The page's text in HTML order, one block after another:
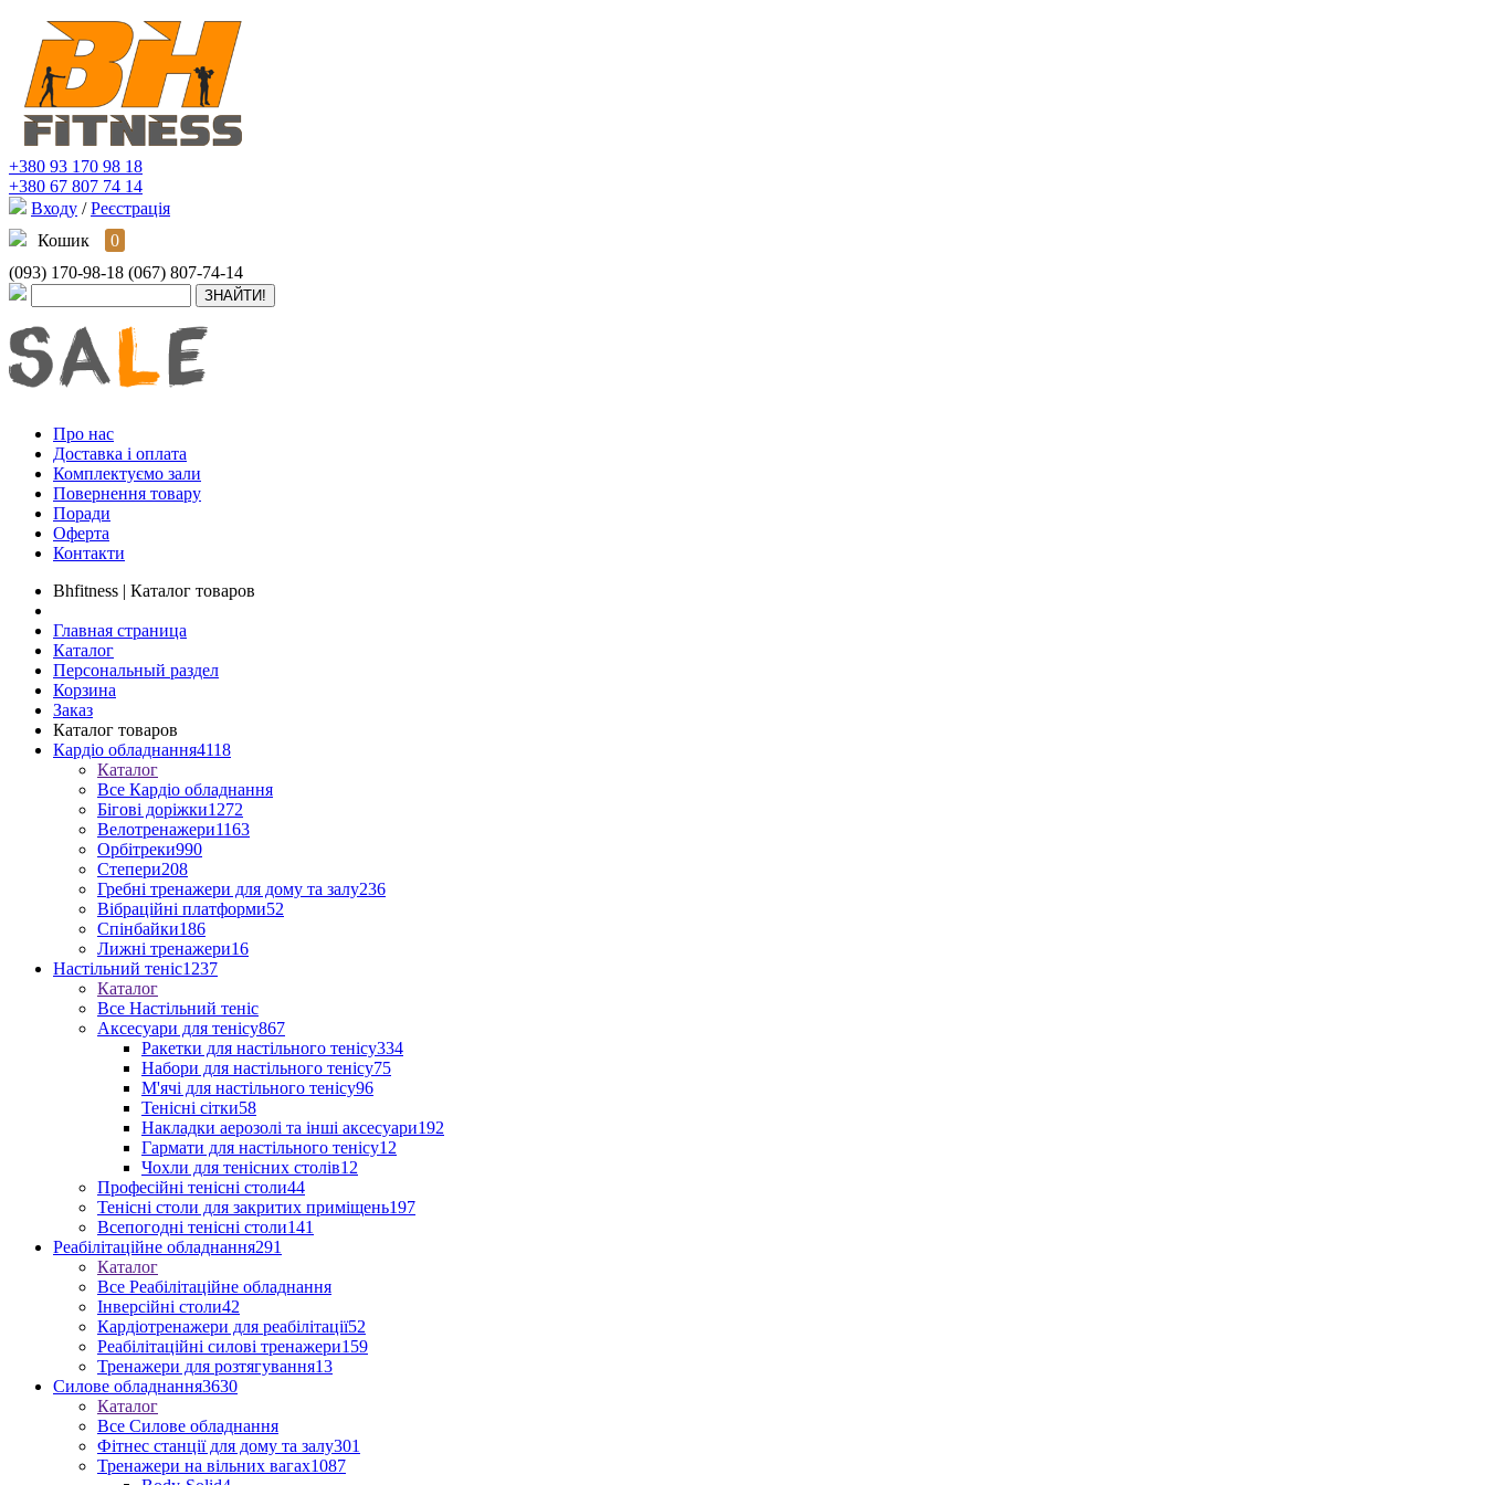
+380 93 170 98 18
+380 67 807 74 14
Входу / Реєстрація
Кошик
0
(093) 170-98-18 (067) 807-74-14
Про нас
Доставка і оплата
Комплектуємо зали
Повернення товару
Поради
Оферта
Контакти
Bhfitness | Каталог товаров
Главная страница
Каталог
Персональный раздел
Корзина
Заказ
Каталог товаров
Кардіо обладнання4118
Каталог
Все Кардіо обладнання
Бігові доріжки1272
Велотренажери1163
Орбітреки990
Степери208
Гребні тренажери для дому та залу236
Вібраційні платформи52
Спінбайки186
Лижні тренажери16
Настільний теніс1237
Каталог
Все Настільний теніс
Аксесуари для тенісу867
Ракетки для настільного тенісу334
Набори для настільного тенісу75
М'ячі для настільного тенісу96
Тенісні сітки58
Накладки аерозолі та інші аксесуари192
Гармати для настільного тенісу12
Чохли для тенісних столів12
Професійні тенісні столи44
Тенісні столи для закритих приміщень197
Всепогодні тенісні столи141
Реабілітаційне обладнання291
Каталог
Все Реабілітаційне обладнання
Інверсійні столи42
Кардіотренажери для реабілітації52
Реабілітаційні силові тренажери159
Тренажери для розтягування13
Силове обладнання3630
Каталог
Все Силове обладнання
Фітнес станції для дому та залу301
Тренажери на вільних вагах1087